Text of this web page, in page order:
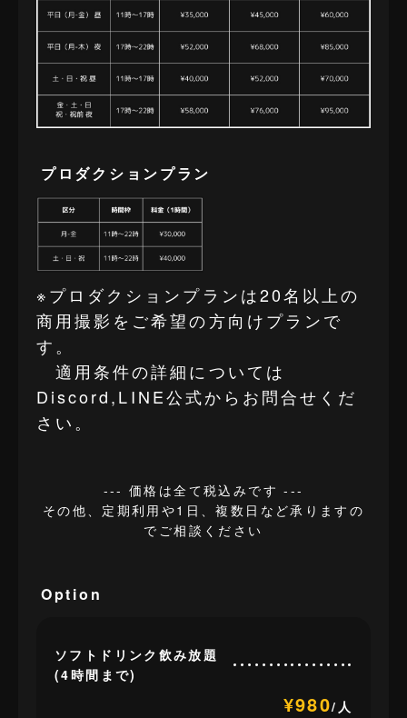
プロダクションプラン
※プロダクションプランは20名以上の
商用撮影をご希望の方向けプランで
す。
適用条件の詳細については
Discord,LINE公式からお問合せくだ
さい。
--- 価格は全て税込みです ---
その他、定期利用や1日、複数日など承りますの
でご相談ください
Option
ソフトドリンク飲み放題
(4時間まで)
¥980/人